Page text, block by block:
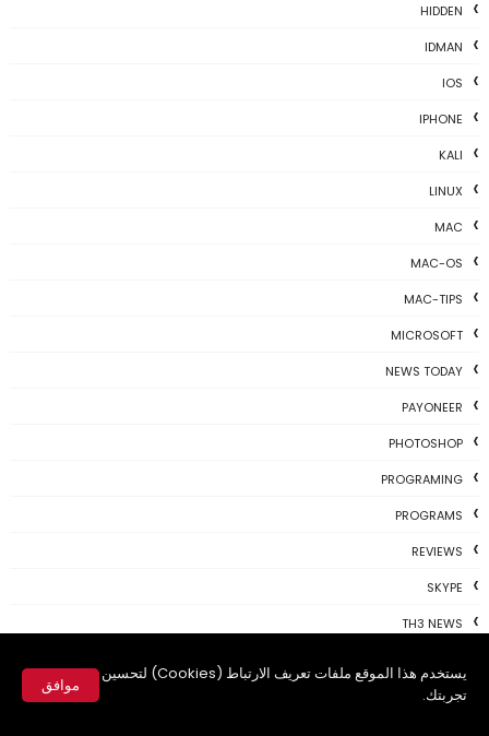
يستخدم هذا الموقع ملفات تعريف الارتباط (Cookies) لتحسين
تجربتك.
موافق
HIDDEN
IDMAN
IOS
IPHONE
KALI
LINUX
MAC
MAC-OS
MAC-TIPS
MICROSOFT
NEWS TODAY
PAYONEER
PHOTOSHOP
PROGRAMING
PROGRAMS
REVIEWS
SKYPE
TH3 NEWS
TSU